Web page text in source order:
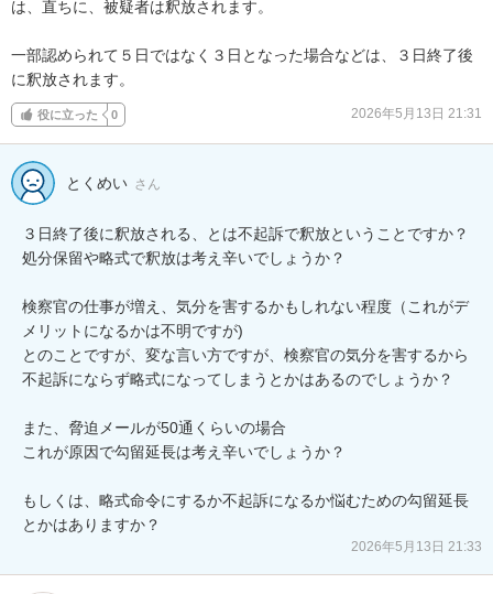
は、直ちに、被疑者は釈放されます。
一部認められて５日ではなく３日となった場合などは、３日終了後
に釈放されます。
役に立った 0 2026年5月13日 21:31
とくめい さん
３日終了後に釈放される、とは不起訴で釈放ということですか？
処分保留や略式で釈放は考え辛いでしょうか？
検察官の仕事が増え、気分を害するかもしれない程度（これがデ
メリットになるかは不明ですが)
とのことですが、変な言い方ですが、検察官の気分を害するから
不起訴にならず略式になってしまうとかはあるのでしょうか？
また、脅迫メールが50通くらいの場合
これが原因で勾留延長は考え辛いでしょうか？
もしくは、略式命令にするか不起訴になるか悩むための勾留延長
とかはありますか？
2026年5月13日 21:33